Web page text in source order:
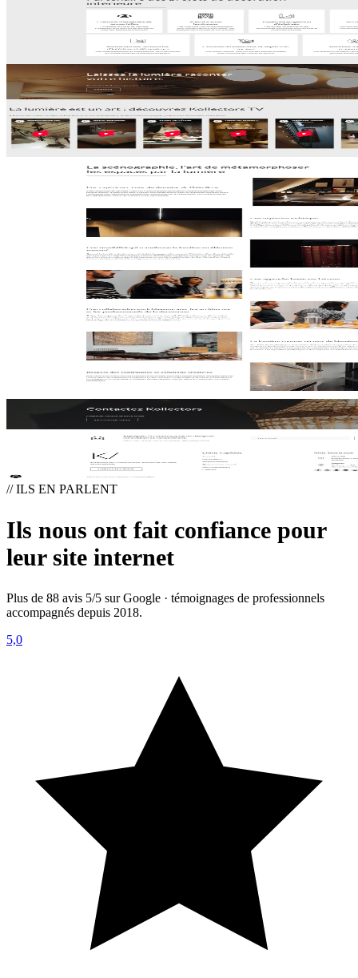
// ILS EN PARLENT
Ils nous ont fait confiance pour
leur site internet
Plus de 88 avis 5/5 sur Google · témoignages de professionnels
accompagnés depuis 2018.
5,0